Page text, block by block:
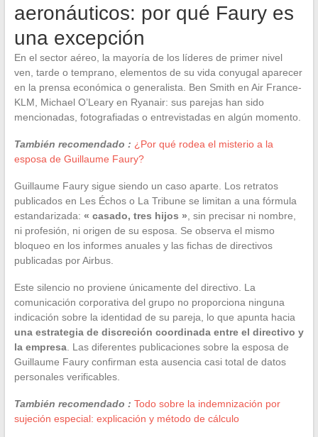
aeronáuticos: por qué Faury es
una excepción
En el sector aéreo, la mayoría de los líderes de primer nivel
ven, tarde o temprano, elementos de su vida conyugal aparecer
en la prensa económica o generalista. Ben Smith en Air France-
KLM, Michael O’Leary en Ryanair: sus parejas han sido
mencionadas, fotografiadas o entrevistadas en algún momento.
También recomendado : ¿Por qué rodea el misterio a la
esposa de Guillaume Faury?
Guillaume Faury sigue siendo un caso aparte. Los retratos
publicados en Les Échos o La Tribune se limitan a una fórmula
estandarizada: « casado, tres hijos » , sin precisar ni nombre,
ni profesión, ni origen de su esposa. Se observa el mismo
bloqueo en los informes anuales y las fichas de directivos
publicadas por Airbus.
Este silencio no proviene únicamente del directivo. La
comunicación corporativa del grupo no proporciona ninguna
indicación sobre la identidad de su pareja, lo que apunta hacia
una estrategia de discreción coordinada entre el directivo y
la empresa. Las diferentes publicaciones sobre la esposa de
Guillaume Faury confirman esta ausencia casi total de datos
personales verificables.
También recomendado : Todo sobre la indemnización por
sujeción especial: explicación y método de cálculo